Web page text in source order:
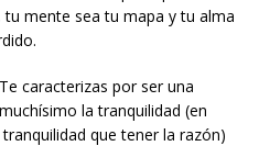
mente sea tu mapa y tu alma
Te caracterizas por ser una
la tranquilidad (en
que tener la razón)